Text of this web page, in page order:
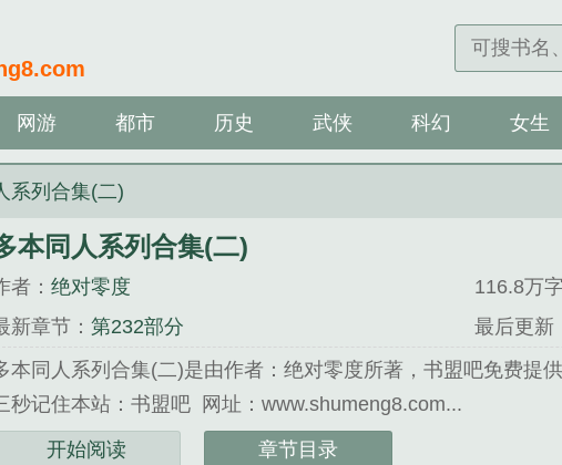
网游 都市 历史 武侠 科幻 女生
系列合集(二)
本同人系列合集(二)
者：绝对零度
116.8万
新章节：第232部分
最后更新
本同人系列合集(二)是由作者：绝对零度所著，书盟吧免费提
秒记住本站：书盟吧 网址：www.shumeng8.com...
多本同人系列合集(二)》是绝对零度精心创作的都市类小说。
开始阅读 章节目录